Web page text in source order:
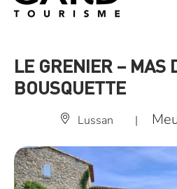
LE GRENIER – MAS
BOUSQUETTE
Lussan |